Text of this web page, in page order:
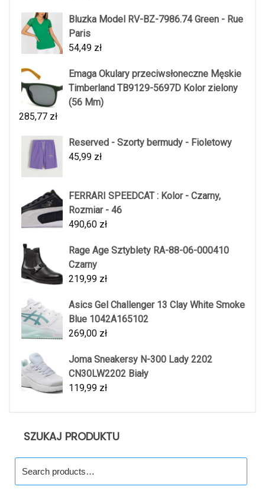
Bluzka Model RV-BZ-7986.74 Green - Rue
Paris
54,49 zł
Emaga Okulary przeciwsłoneczne Męskie
Timberland TB9129-5697D Kolor zielony
(56 Mm)
285,77 zł
Reserved - Szorty bermudy - Fioletowy
45,99 zł
FERRARI SPEEDCAT : Kolor - Czarny,
Rozmiar - 46
490,60 zł
Rage Age Sztyblety RA-88-06-000410
Czarny
219,99 zł
Asics Gel Challenger 13 Clay White Smoke
Blue 1042A165102
269,00 zł
Joma Sneakersy N-300 Lady 2202
CN30LW2202 Biały
119,99 zł
SZUKAJ PRODUKTU
for: